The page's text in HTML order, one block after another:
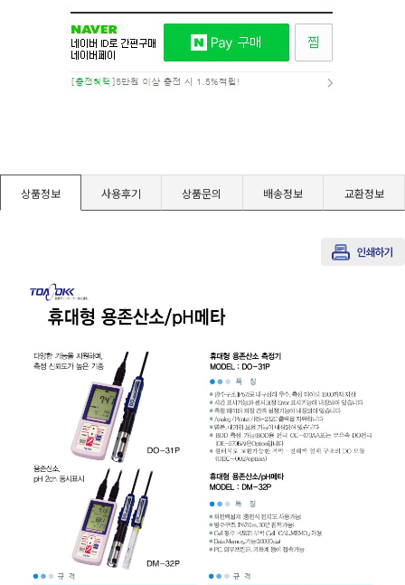
도계/물리/물성측정기
화상카메라
상품정보 사용후기 상품문의 배송정보 교환정보